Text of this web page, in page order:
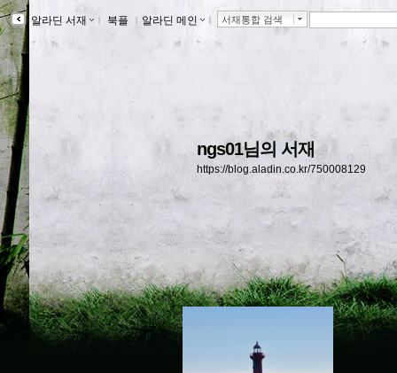
알라딘 서재 ｌ 북플 ｌ 알라딘 메인 ｌ 서재통합 검색
ngs01님의 서재
https://blog.aladin.co.kr/750008129